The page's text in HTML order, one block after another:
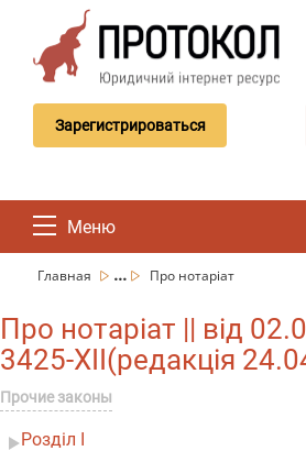
Зарегистрироваться
Меню
Главная ... Про нотаріат
Про нотаріат || від
3425-XII(редакція
Прочие законы
Розділ I